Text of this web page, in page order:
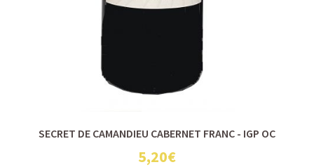
SECRET DE CAMANDIEU CABERNET FRANC - IGP OC
5,20€